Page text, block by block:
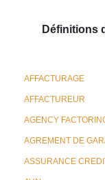
Définitions
AFFACTURAGE
AFFACTUREUR
AGENCY
AGREMENT DE
ASSURANCE